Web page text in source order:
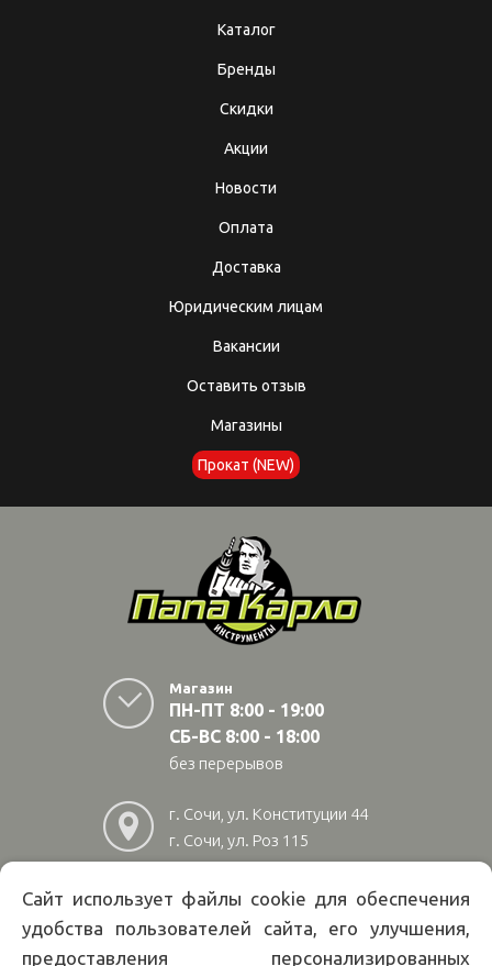
Каталог
Бренды
Скидки
Акции
Новости
Оплата
Доставка
Юридическим лицам
Вакансии
Оставить отзыв
Магазины
Прокат (NEW)
Магазин
ПН-ПТ 8:00 - 19:00
СБ-ВС 8:00 - 18:00
без перерывов
г. Сочи, ул. Конституции 44
г. Сочи, ул. Роз 115
г. Адлер, ул Авиационная
28/10
222 02 01
Сайт использует файлы cookie для обеспечения
удобства пользователей сайта, его улучшения,
предоставления персонализированных